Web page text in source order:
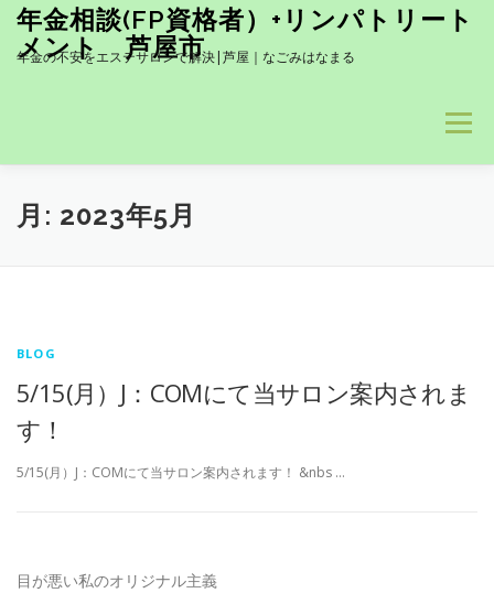
キ
年金相談(FP資格者）+リンパトリート
メント 芦屋市
年金の不安をエステサロンで解決|芦屋｜なごみはなまる
メニュー
髪も！お肌も！UVケア- 香りも素敵で男性にも人気商品です
月: 2023年5月
BLOG
5/15(月）J：COMにて当サロン案内されま
す！
5/15(月）J：COMにて当サロン案内されます！ &nbs …
目が悪い私のオリジナル主義